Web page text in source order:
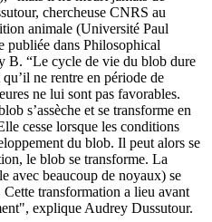
chercheuse CNRS au
animale (Université Paul
publiée dans Philosophical
B. “Le cycle de vie du blob dure
ne rentre en période de
ne lui sont pas favorables.
s’assèche et se transforme en
cesse lorsque les conditions
du blob. Il peut alors se
le blob se transforme. La
avec beaucoup de noyaux) se
transformation a lieu avant
explique Audrey Dussutour.